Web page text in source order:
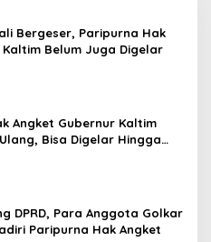
Bergeser, Paripurna Hak
Kaltim Belum Juga Digelar
Angket Gubernur Kaltim
Bisa Digelar Hingga
DPRD, Para Anggota Golkar
Paripurna Hak Angket